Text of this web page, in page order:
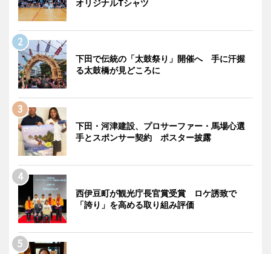
オリジナルTシャツ
下田で伝統の「太鼓祭り」開催へ 手に汗握
る太鼓橋が見どころに
下田・河津建設、プロサーファー・馬場心選
手とスポンサー契約 ポスター披露
西伊豆町が観光庁長官賞受賞 ロケ誘致で
「誇り」を高める取り組み評価